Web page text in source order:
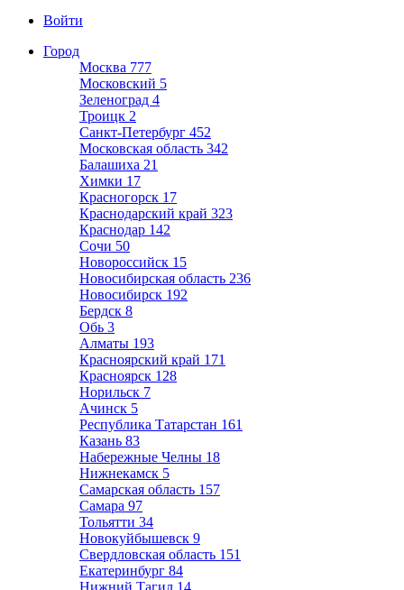
Войти
Город
Москва 777
Московский 5
Зеленоград 4
Троицк 2
Санкт-Петербург 452
Московская область 342
Балашиха 21
Химки 17
Красногорск 17
Краснодарский край 323
Краснодар 142
Сочи 50
Новороссийск 15
Новосибирская область 236
Новосибирск 192
Бердск 8
Обь 3
Алматы 193
Красноярский край 171
Красноярск 128
Норильск 7
Ачинск 5
Республика Татарстан 161
Казань 83
Набережные Челны 18
Нижнекамск 5
Самарская область 157
Самара 97
Тольятти 34
Новокуйбышевск 9
Свердловская область 151
Екатеринбург 84
Нижний Тагил 14